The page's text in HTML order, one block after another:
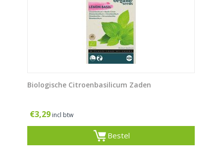
Biologische Citroenbasilicum Zaden
€3,29 incl btw
Bestel